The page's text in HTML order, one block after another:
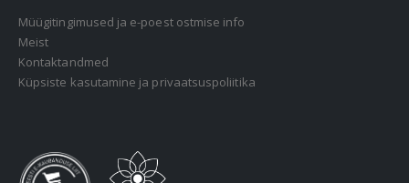
Müügitingimused ja e-poest ostmise info
Meist
Kontaktandmed
Küpsiste kasutamine ja privaatsuspoliitika